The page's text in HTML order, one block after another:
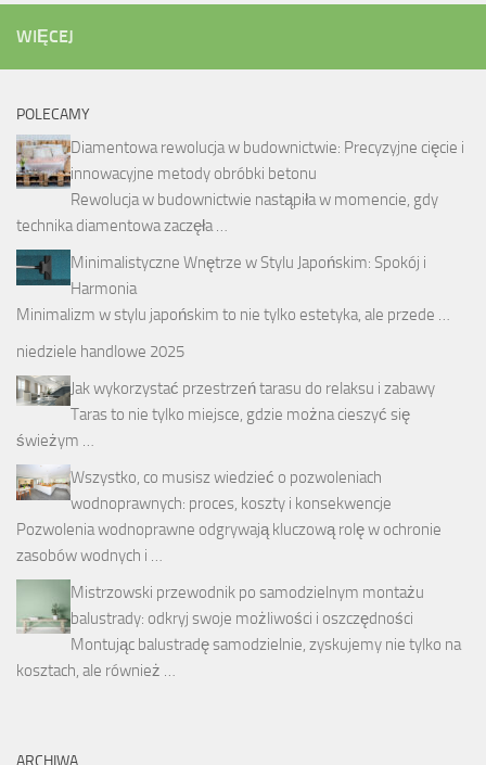
WIĘCEJ
POLECAMY
Diamentowa rewolucja w budownictwie: Precyzyjne cięcie i
innowacyjne metody obróbki betonu
Rewolucja w budownictwie nastąpiła w momencie, gdy
technika diamentowa zaczęła …
Minimalistyczne Wnętrze w Stylu Japońskim: Spokój i
Harmonia
Minimalizm w stylu japońskim to nie tylko estetyka, ale przede …
niedziele handlowe 2025
Jak wykorzystać przestrzeń tarasu do relaksu i zabawy
Taras to nie tylko miejsce, gdzie można cieszyć się
świeżym …
Wszystko, co musisz wiedzieć o pozwoleniach
wodnoprawnych: proces, koszty i konsekwencje
Pozwolenia wodnoprawne odgrywają kluczową rolę w ochronie
zasobów wodnych i …
Mistrzowski przewodnik po samodzielnym montażu
balustrady: odkryj swoje możliwości i oszczędności
Montując balustradę samodzielnie, zyskujemy nie tylko na
kosztach, ale również …
ARCHIWA